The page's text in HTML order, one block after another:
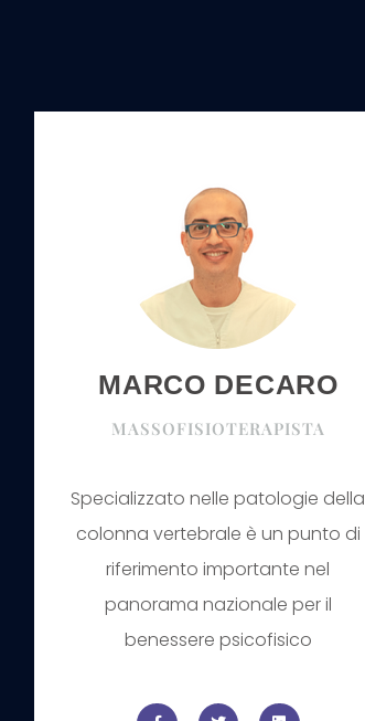
MARCO DECARO
MASSOFISIOTERAPISTA
Specializzato nelle patologie della
colonna vertebrale è un punto di
riferimento importante nel
panorama nazionale per il
benessere psicofisico